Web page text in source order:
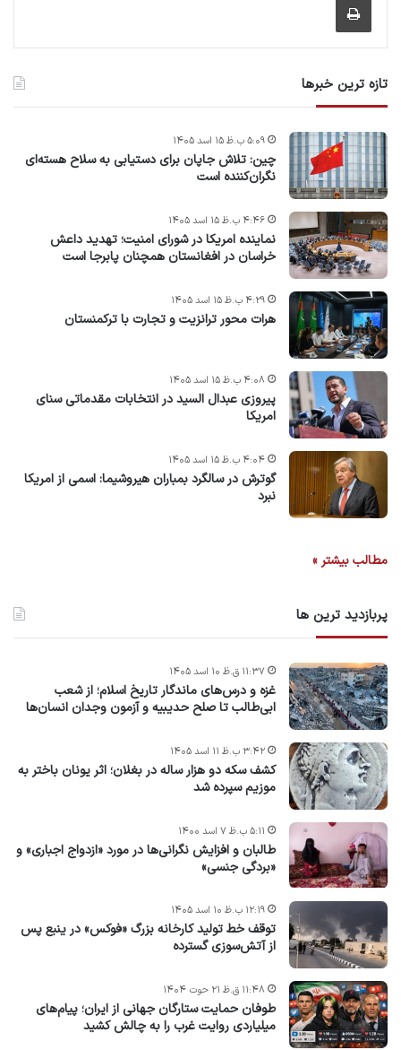
تازه ترین خبرها
چین: تلاش جاپان برای دستیابی به سلاح هسته‌ای
نگران‌کننده است
۵:۰۹ ب.ظ ۱۵ اسد ۱۴۰۵
نماینده امریکا در شورای امنیت؛ تهدید داعش
خراسان در افغانستان همچنان پابرجا است
۴:۴۶ ب.ظ ۱۵ اسد ۱۴۰۵
هرات محور ترانزیت و تجارت با ترکمنستان
۴:۲۹ ب.ظ ۱۵ اسد ۱۴۰۵
پیروزی عبدال السید در انتخابات مقدماتی سنای
امریکا
۴:۰۸ ب.ظ ۱۵ اسد ۱۴۰۵
گوترش در سالگرد بمباران هیروشیما: اسمی از امریکا
نبرد
۴:۰۴ ب.ظ ۱۵ اسد ۱۴۰۵
مطالب بیشتر »
پربازدید ترین ها
غزه و درس‌های ماندگار تاریخ اسلام؛ از شعب
ابی‌طالب تا صلح حدیبیه و آزمون وجدان انسان‌ها
۱۱:۳۷ ق.ظ ۱۰ اسد ۱۴۰۵
کشف سکه دو هزار ساله در بغلان؛ اثر یونان باختر به
موزیم سپرده شد
۳:۴۲ ب.ظ ۱۱ اسد ۱۴۰۵
طالبان و افزایش نگرانی‌ها در مورد «ازدواج اجباری» و
«بردگی جنسی»
۵:۱۱ ب.ظ ۷ اسد ۱۴۰۰
توقف خط تولید کارخانه بزرگ «فوکس» در ینبع پس
از آتش‌سوزی گسترده
۱۲:۱۹ ب.ظ ۱۰ اسد ۱۴۰۵
طوفان حمایت ستارگان جهانی از ایران؛ پیام‌های
میلیاردی روایت غرب را به چالش کشید
۱۱:۴۸ ق.ظ ۲۱ حوت ۱۴۰۴